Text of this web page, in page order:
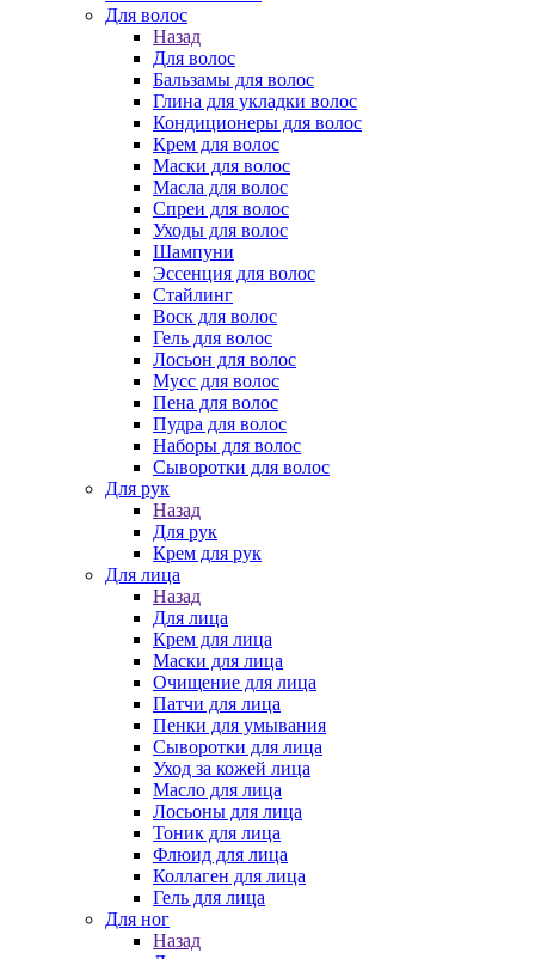
Для волос
Назад
Для волос
Бальзамы для волос
Глина для укладки волос
Кондиционеры для волос
Крем для волос
Маски для волос
Масла для волос
Спреи для волос
Уходы для волос
Шампуни
Эссенция для волос
Стайлинг
Воск для волос
Гель для волос
Лосьон для волос
Мусс для волос
Пена для волос
Пудра для волос
Наборы для волос
Сыворотки для волос
Для рук
Назад
Для рук
Крем для рук
Для лица
Назад
Для лица
Крем для лица
Маски для лица
Очищение для лица
Патчи для лица
Пенки для умывания
Сыворотки для лица
Уход за кожей лица
Масло для лица
Лосьоны для лица
Тоник для лица
Флюид для лица
Коллаген для лица
Гель для лица
Для ног
Назад